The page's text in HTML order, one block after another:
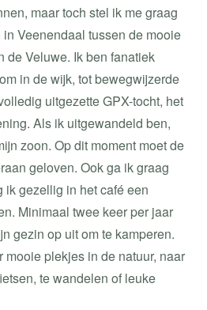
maar toch stel ik me graag
Veenendaal tussen de mooie
de Veluwe. Ik ben fanatiek
in de wijk, tot bewegwijzerde
uitgezette GPX-tocht, het
Als ik uitgewandeld ben,
zoon. Op dit moment moet de
geloven. Ook ga ik graag
ik gezellig in het café een
Minimaal twee keer per jaar
gezin op uit om te kamperen.
mooie plekjes in de natuur, naar
te wandelen of leuke